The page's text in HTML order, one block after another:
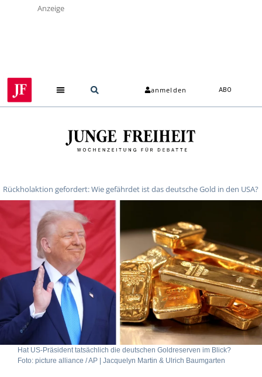
Anzeige
anmelden ABO
Rückholaktion gefordert: Wie gefährdet ist das deutsche Gold in den USA?
Hat US-Präsident tatsächlich die deutschen Goldreserven im Blick?
Foto: picture alliance / AP | Jacquelyn Martin & Ulrich Baumgarten